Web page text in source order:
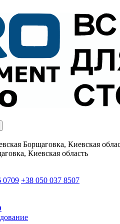
Борщаговка, Киевская
Киевская область
0709 +38 050 037 8507